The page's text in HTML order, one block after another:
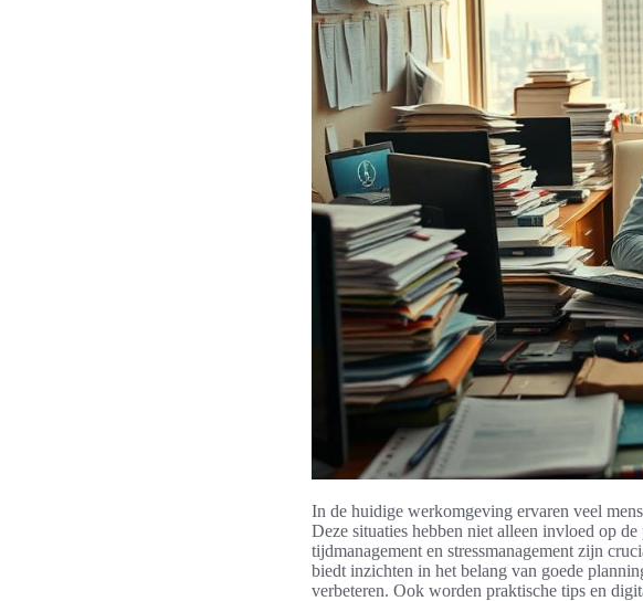
In de huidige werkomgeving ervaren veel
Deze situaties hebben niet alleen invloed op
tijdmanagement en stressmanagement zijn
biedt inzichten in het belang van goede
verbeteren. Ook worden praktische tips en